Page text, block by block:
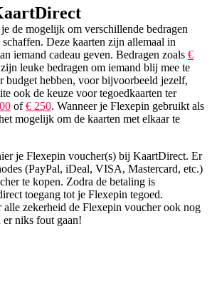
de mogelijk om verschillende bedragen
Deze kaarten zijn allemaal in
iemand cadeau geven. Bedragen zoals €
zijn leuke bedragen om iemand blij mee te
budget hebben, voor bijvoorbeeld jezelf,
ook de keuze voor tegoedkaarten ter
of€ 250. Wanneer je Flexepin gebruikt als
mogelijk om de kaarten met elkaar te
je Flexepin voucher(s) bij KaartDirect. Er
(PayPal, iDeal, VISA, Mastercard, etc.)
te kopen. Zodra de betaling is
toegang tot je Flexepin tegoed.
zekerheid de Flexepin voucher ook nog
er niks fout gaan!